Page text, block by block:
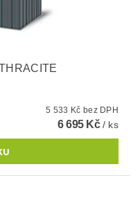
5 533 Kč bez DPH
6 695 Kč/ ks